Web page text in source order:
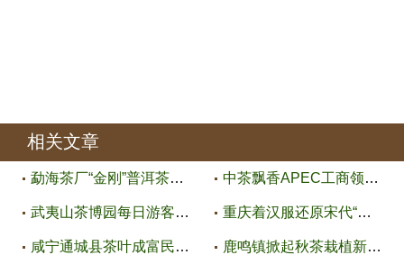
相关文章
勐海茶厂“金刚”普洱茶研制成功 中茶飘香APEC工商领导人峰会
武夷山茶博园每日游客达400人 重庆着汉服还原宋代“点茶”迎中
咸宁通城县茶叶成富民产业 鹿鸣镇掀起秋茶栽植新高潮 秋茶